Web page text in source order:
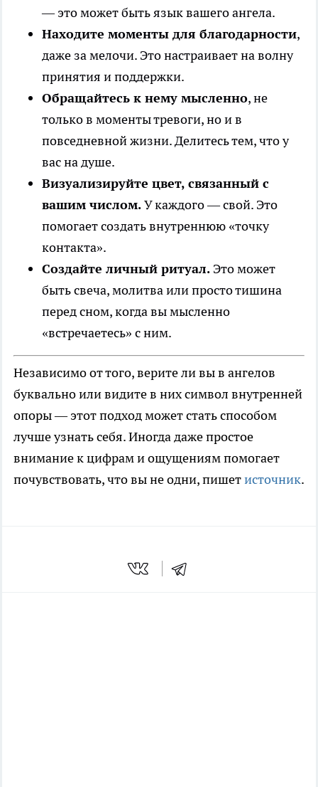
— это может быть язык вашего ангела.
Находите моменты для благодарности,
даже за мелочи. Это настраивает на волну
принятия и поддержки.
Обращайтесь к нему мысленно, не
только в моменты тревоги, но и в
повседневной жизни. Делитесь тем, что у
вас на душе.
Визуализируйте цвет, связанный с
вашим числом.У каждого — свой. Это
помогает создать внутреннюю «точку
контакта».
Создайте личный ритуал. Это может
быть свеча, молитва или просто тишина
перед сном, когда вы мысленно
«встречаетесь» с ним.
Независимо от того, верите ли вы в ангелов
буквально или видите в них символ внутренней
опоры — этот подход может стать способом
лучше узнать себя. Иногда даже простое
внимание к цифрам и ощущениям помогает
почувствовать, что вы не одни,пишетисточник.